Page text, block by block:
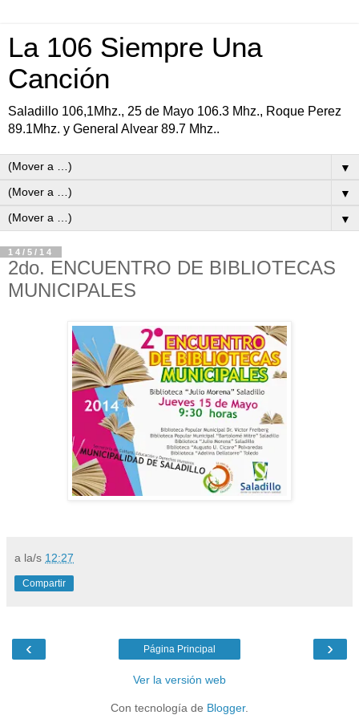
La 106 Siempre Una
Canción
Saladillo 106,1Mhz., 25 de Mayo 106.3 Mhz., Roque Perez
89.1Mhz. y General Alvear 89.7 Mhz..
▼
▼
▼
14/5/14
2do. ENCUENTRO DE BIBLIOTECAS
MUNICIPALES
a la/s 12:27
Compartir
‹ ›
Página Principal
Ver la versión web
Con tecnología de Blogger.